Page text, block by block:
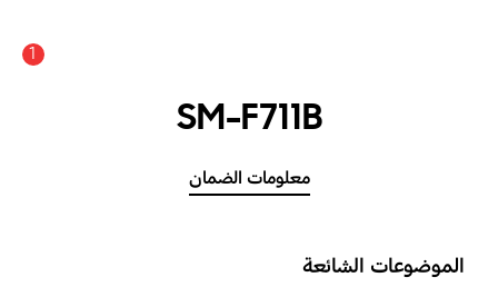
1
SM-F711B
معلومات الضمان
الموضوعات الشائعة